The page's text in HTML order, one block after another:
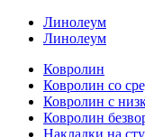
Линолеум
Линолеум
Ковролин
Ковролин со
Ковролин с
Ковролин
Накладки на